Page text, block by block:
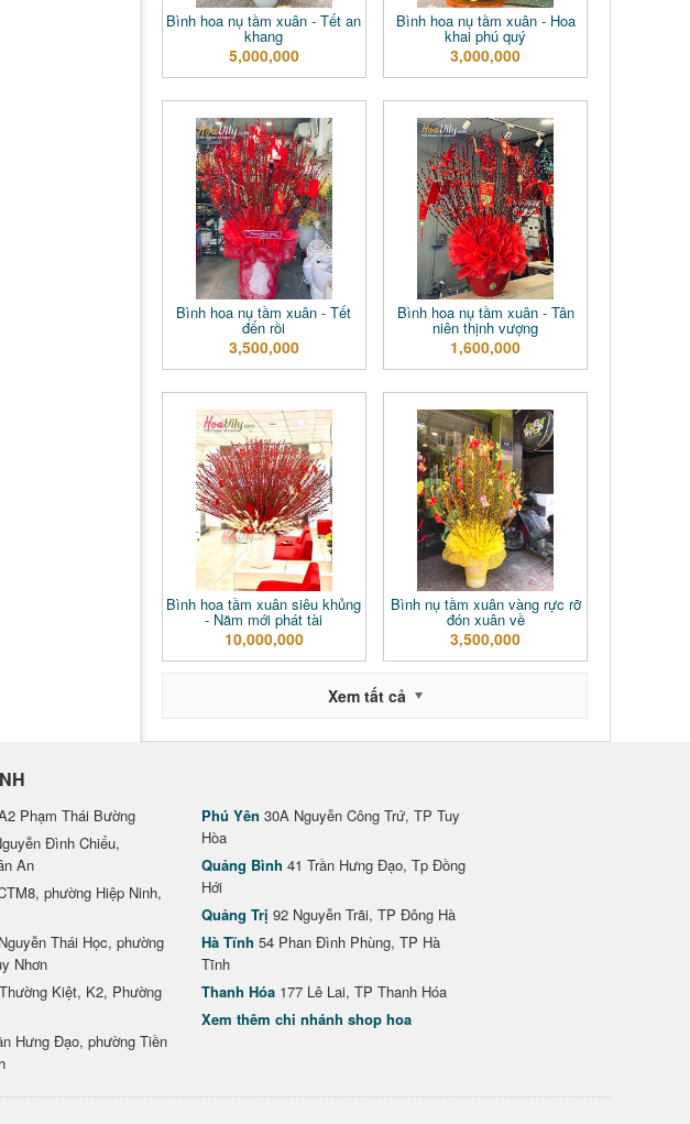
Bình hoa nụ tầm xuân - Tết an
khang
5,000,000
Bình hoa nụ tầm xuân - Hoa
khai phú quý
3,000,000
Bình hoa nụ tầm xuân - Tết
đến rồi
3,500,000
Bình hoa nụ tầm xuân - Tân
niên thịnh vượng
1,600,000
Bình hoa tầm xuân siêu khủng
- Năm mới phát tài
10,000,000
Bình nụ tầm xuân vàng rực rỡ
đón xuân về
3,500,000
Xem tất cả
Phạm Thái Bường
Đình Chiểu,
An
phường Hiệp Ninh,
Thái Học, phường
Nhơn
Kiệt, K2, Phường
Hưng Đạo, phường Tiền
Phú Yên 30A Nguyễn Công Trứ, TP Tuy
Hòa
Quảng Bình 41 Trần Hưng Đạo, Tp Đồng
Hới
Quảng Trị 92 Nguyễn Trãi, TP Đông Hà
Hà Tĩnh 54 Phan Đình Phùng, TP Hà
Tĩnh
Thanh Hóa 177 Lê Lai, TP Thanh Hóa
Xem thêm chi nhánh shop hoa